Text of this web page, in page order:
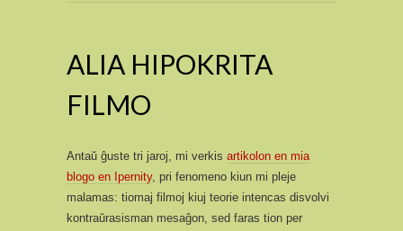
ALIA HIPOKRITA
FILMO
Antaŭ ĝuste tri jaroj, mi verkis artikolon en mia
blogo en Ipernity, pri fenomeno kiun mi pleje
malamas: tiomaj filmoj kiuj teorie intencas disvolvi
kontraŭrasisman mesaĝon, sed faras tion per